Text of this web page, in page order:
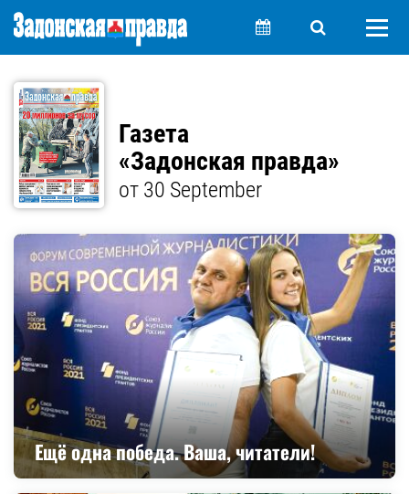
Газета
«Задонская правда»
от 30 September
Ещё одна победа. Ваша, читатели!